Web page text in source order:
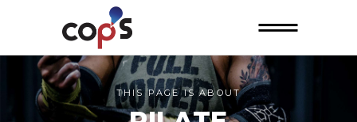
THIS PAGE IS ABOUT